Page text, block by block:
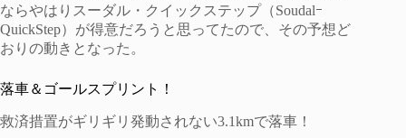
ならやはりスーダル・クイックステップ（Soudalｰ
QuickStep）が得意だろうと思ってたので、その予想ど
おりの動きとなった。
落車＆ゴールスプリント！
救済措置がギリギリ発動されない3.1kmで落車！